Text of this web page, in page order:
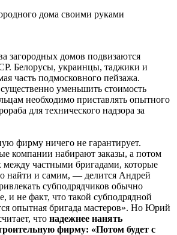
загородных домов подвизаются
Белорусы, украинцы, таджики и
часть подмосковного пейзажа.
уменьшить стоимость
необходимо приставлять опытного
для технического надзора за
фирму ничего не гарантирует.
компании набирают заказы, а потом
между частными бригадами, которые
найти и самим, — делится Андрей
субподрядчиков обычно
и не факт, что такой субподрядной
опытная бригада мастеров». Но Юрий
что надежнее нанять
фирму: «Потом будет с